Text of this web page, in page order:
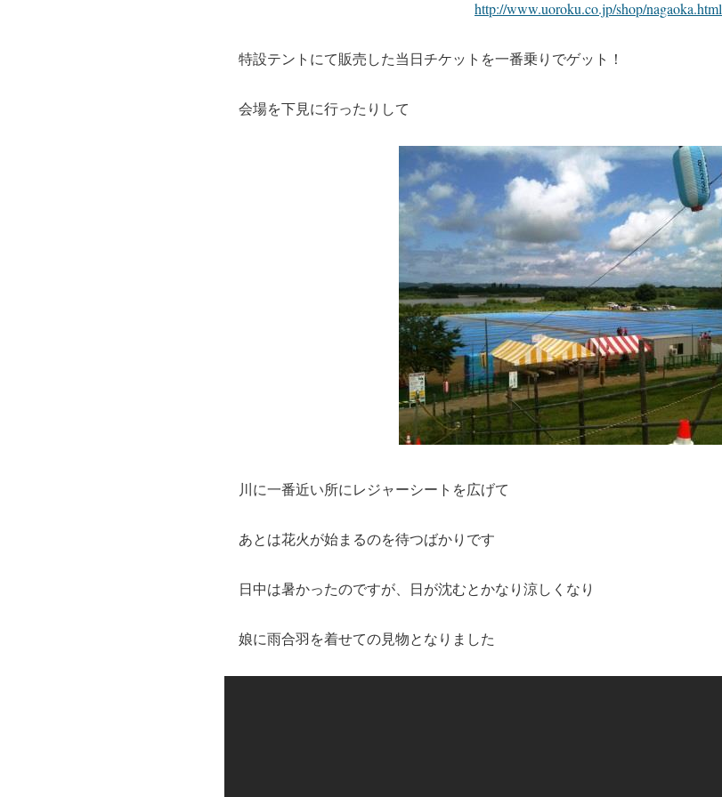
http://www.uoroku.co.jp/shop/nagaoka.html
特設テントにて販売した当日チケットを一番乗りでゲット！
会場を下見に行ったりして
川に一番近い所にレジャーシートを広げて
あとは花火が始まるのを待つばかりです
日中は暑かったのですが、日が沈むとかなり涼しくなり
娘に雨合羽を着せての見物となりました